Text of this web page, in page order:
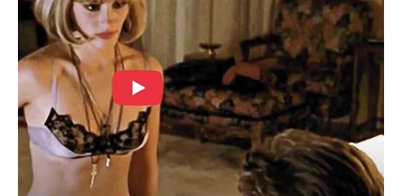
vas naterati da promenite prioritete.
Na emotivnom planu, moguće je da će neko pokazati
interesovanje koje do sada nije bilo očigledno. Ovo može
biti iznenađenje koje će vam probuditi radoznalost.
U poslovnom okruženju, obratite pažnju na nove ideje i
predloge. Jedan razgovor može otvoriti vrata ka